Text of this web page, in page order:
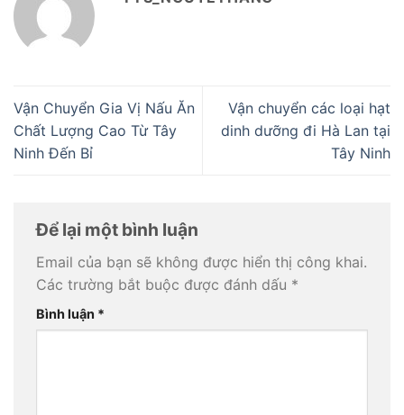
Vận Chuyển Gia Vị Nấu Ăn
Chất Lượng Cao Từ Tây
Ninh Đến Bỉ
Vận chuyển các loại hạt
dinh dưỡng đi Hà Lan tại
Tây Ninh
Để lại một bình luận
Email của bạn sẽ không được hiển thị công khai.
Các trường bắt buộc được đánh dấu *
Bình luận *